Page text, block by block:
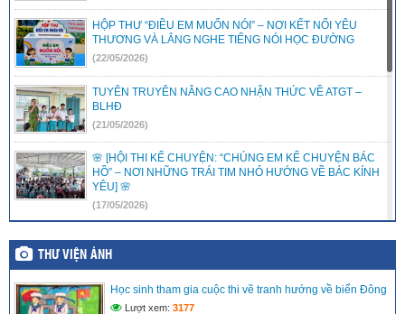
HỘP THƯ “ĐIỀU EM MUỐN NÓI” – NƠI KẾT NỐI YÊU
THƯƠNG VÀ LẮNG NGHE TIẾNG NÓI HỌC ĐƯỜNG
(22/05/2026)
TUYÊN TRUYÊN NÂNG CAO NHẬN THỨC VỀ ATGT –
BLHĐ
(21/05/2026)
🌸 [HỘI THI KỂ CHUYỆN: “CHÚNG EM KỂ CHUYỆN BÁC
HỒ” – NƠI NHỮNG TRÁI TIM NHỎ HƯỚNG VỀ BÁC KÍNH
YÊU] 🌸
(17/05/2026)
LIÊN ĐỘI TRƯỜNG TIỂU HỌC VĨNH PHONG 3 RỘN RÀNG
RA MẮT CÂU LẠC BỘ VĂN NGHỆ – ƯƠM MẦM TÀI NĂNG
(15/05/2026)
THƯ VIỆN ẢNH
Học sinh tham gia cuộc thi vẽ tranh hướng về biển Đông
Lượt xem: 3177